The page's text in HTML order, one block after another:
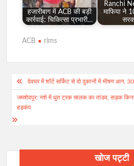
हजारीबाग में ACB की बड़ी
कार्रवाई: चिकित्सा प्रभारी…
Ranchi
माफिया ने
ACB rims
Post
navigation
देवघर में शॉर्ट सर्किट से दो दुकानों में भीषण आग,
जमशेदपुर: नशे में धुत ट्रक चालक का तांडव, सड़क किनारे
हड़कंप
खोज पट्टी